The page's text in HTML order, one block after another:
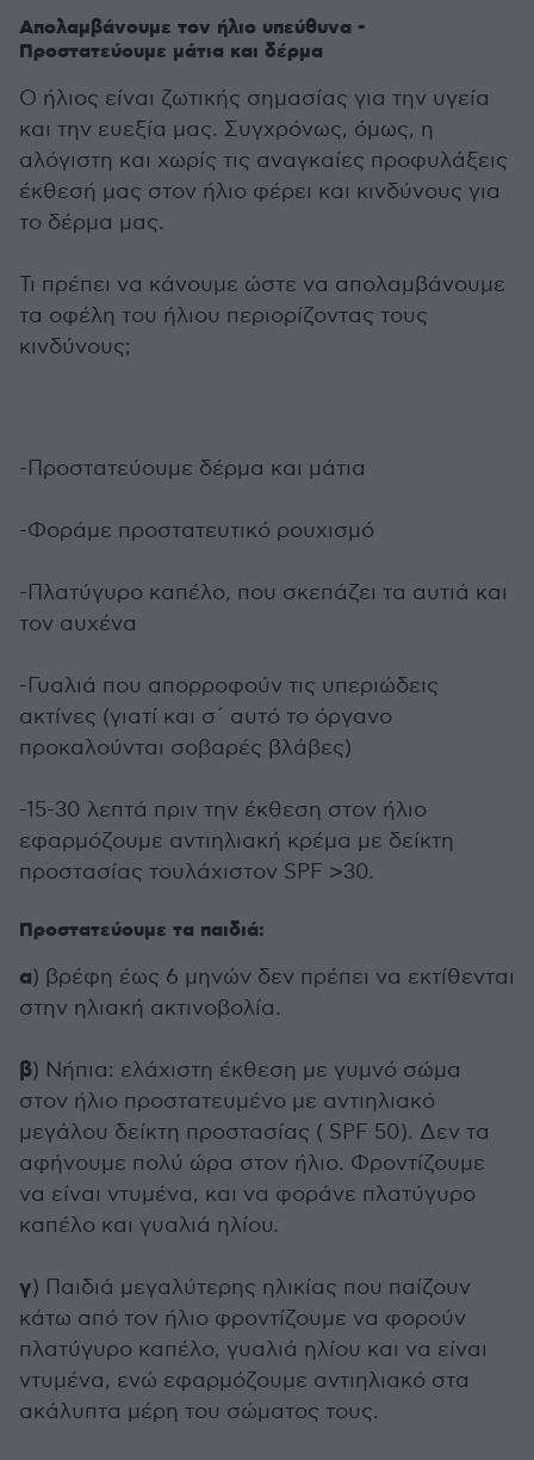
Απολαμβάνουμε τον ήλιο υπεύθυνα -
Προστατεύουμε μάτια και δέρμα
Ο ήλιος είναι ζωτικής σημασίας για την υγεία
και την ευεξία μας. Συγχρόνως, όμως, η
αλόγιστη και χωρίς τις αναγκαίες προφυλάξεις
έκθεσή μας στον ήλιο φέρει και κινδύνους για
το δέρμα μας.
Τι πρέπει να κάνουμε ώστε να απολαμβάνουμε
τα οφέλη του ήλιου περιορίζοντας τους
κινδύνους;
-Προστατεύουμε δέρμα και μάτια
-Φοράμε προστατευτικό ρουχισμό
-Πλατύγυρο καπέλο, που σκεπάζει τα αυτιά και
τον αυχένα
-Γυαλιά που απορροφούν τις υπεριώδεις
ακτίνες (γιατί και σ΄ αυτό το όργανο
προκαλούνται σοβαρές βλάβες)
-15-30 λεπτά πριν την έκθεση στον ήλιο
εφαρμόζουμε αντιηλιακή κρέμα με δείκτη
προστασίας τουλάχιστον SPF >30.
Προστατεύουμε τα παιδιά:
α) βρέφη έως 6 μηνών δεν πρέπει να εκτίθενται
στην ηλιακή ακτινοβολία.
β) Νήπια: ελάχιστη έκθεση με γυμνό σώμα
στον ήλιο προστατευμένο με αντιηλιακό
μεγάλου δείκτη προστασίας ( SPF 50). Δεν τα
αφήνουμε πολύ ώρα στον ήλιο. Φροντίζουμε
να είναι ντυμένα, και να φοράνε πλατύγυρο
καπέλο και γυαλιά ηλίου.
γ) Παιδιά μεγαλύτερης ηλικίας που παίζουν
κάτω από τον ήλιο φροντίζουμε να φορούν
πλατύγυρο καπέλο, γυαλιά ηλίου και να είναι
ντυμένα, ενώ εφαρμόζουμε αντιηλιακό στα
ακάλυπτα μέρη του σώματος τους.